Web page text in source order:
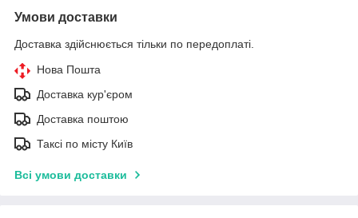
Умови доставки
Доставка здійснюється тільки по передоплаті.
Нова Пошта
Доставка кур'єром
Доставка поштою
Таксі по місту Київ
Всі умови доставки